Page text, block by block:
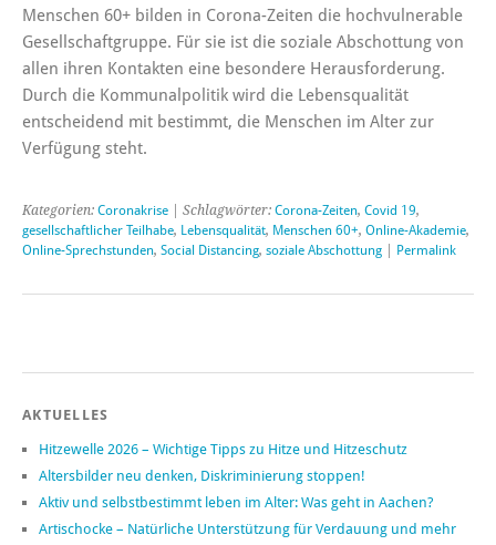
Menschen 60+ bilden in Corona-Zeiten die hochvulnerable
Gesellschaftgruppe. Für sie ist die soziale Abschottung von
allen ihren Kontakten eine besondere Herausforderung.
Durch die Kommunalpolitik wird die Lebensqualität
entscheidend mit bestimmt, die Menschen im Alter zur
Verfügung steht.
Kategorien: Coronakrise | Schlagwörter: Corona-Zeiten, Covid 19,
gesellschaftlicher Teilhabe, Lebensqualität, Menschen 60+, Online-Akademie,
Online-Sprechstunden, Social Distancing, soziale Abschottung Permalink
AKTUELLES
Hitzewelle 2026 – Wichtige Tipps zu Hitze und Hitzeschutz
Altersbilder neu denken, Diskriminierung stoppen!
Aktiv und selbstbestimmt leben im Alter: Was geht in Aachen?
Artischocke – Natürliche Unterstützung für Verdauung und mehr